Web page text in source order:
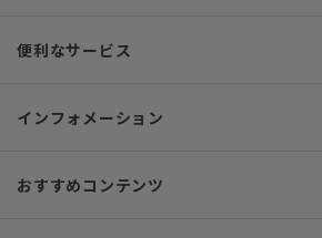
便利なサービス
インフォメーション
おすすめコンテンツ